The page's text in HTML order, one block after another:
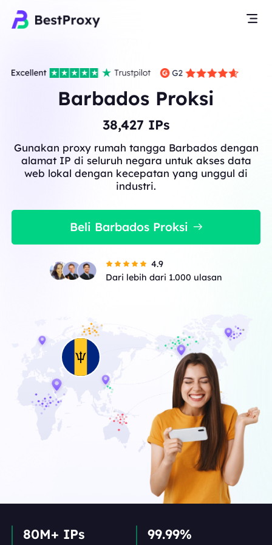
Barbados Proksi
38,427 IPs
Gunakan proxy rumah tangga Barbados dengan
alamat IP di seluruh negara untuk akses data
web lokal dengan kecepatan yang unggul di
industri.
Beli Barbados Proksi
4.9
Dari lebih dari 1.000 ulasan
80M+ IPs 99.99%